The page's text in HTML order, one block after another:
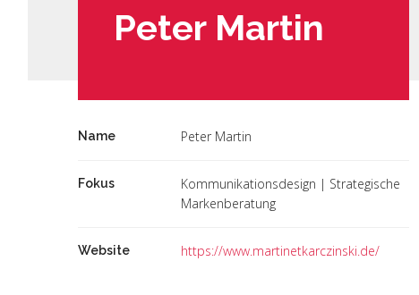
Peter Martin
Name Peter Martin
Fokus
Kommunikationsdesign | Strategische
Markenberatung
Website https://www.martinetkarczinski.de/